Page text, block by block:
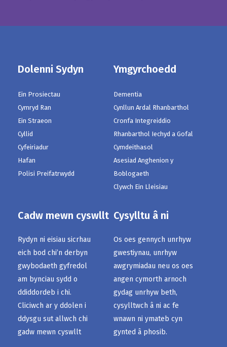
Dolenni Sydyn
Ein Prosiectau
Cymryd Ran
Ein Straeon
Cyllid
Cyfeiriadur
Hafan
Polisi Preifatrwydd
Ymgyrchoedd
Dementia
Cynllun Ardal Rhanbarthol
Cronfa Integreiddio
Rhanbarthol Iechyd a Gofal
Cymdeithasol
Asesiad Anghenion y
Boblogaeth
Clywch Ein Lleisiau
Cadw mewn cyswllt
Rydyn ni eisiau sicrhau
eich bod chi’n derbyn
gwybodaeth gyfredol
am bynciau sydd o
ddiddordeb i chi.
Cliciwch ar y ddolen i
ddysgu sut allwch chi
gadw mewn cyswllt
Cysylltu â ni
Os oes gennych unrhyw
gwestiynau, unrhyw
awgrymiadau neu os oes
angen cymorth arnoch
gydag unrhyw beth,
cysylltwch â ni ac fe
wnawn ni ymateb cyn
gynted â phosib.